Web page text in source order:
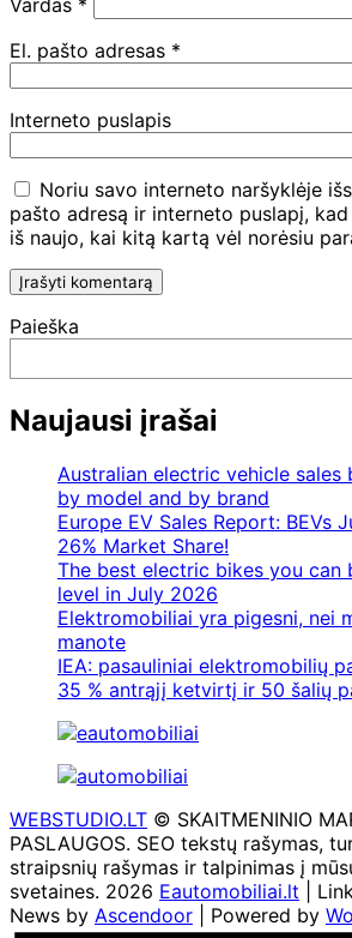
El. pašto adresas *
Interneto puslapis
Noriu savo interneto naršyklėje
pašto adresą ir interneto puslapį,
iš naujo, kai kitą kartą vėl norėsiu
Paieška
Naujausi įrašai
Australian electric vehicle
by model and by brand
Europe EV Sales Report: BEVs
26% Market Share!
The best electric bikes you can
level in July 2026
Elektromobiliai yra pigesni, nei
manote
IEA: pasauliniai elektromobilių
35 % antrąjį ketvirtį ir 50 šalių
WEBSTUDIO.LT © SKAITMENINIO
PASLAUGOS. SEO tekstų rašymas,
straipsnių rašymas ir talpinimas į
svetaines. 2026 Eautomobiliai.lt | Link
News by Ascendoor | Powered by